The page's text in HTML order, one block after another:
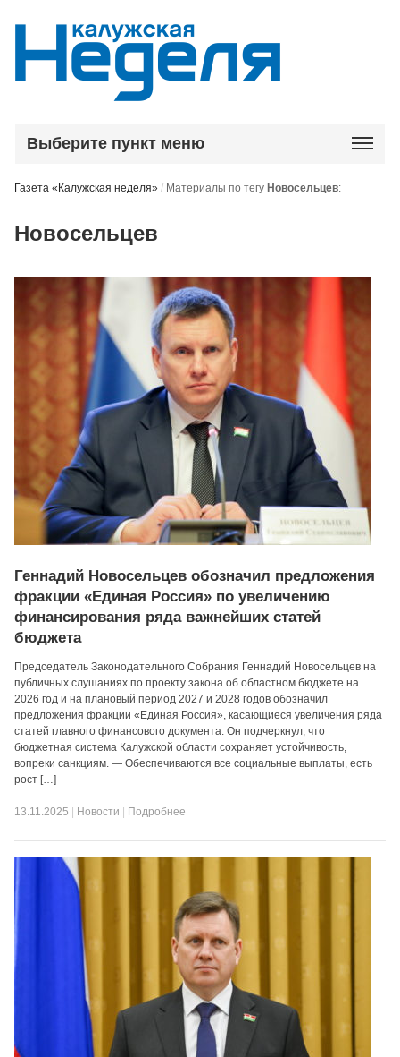
Выберите пункт меню
Газета «Калужская неделя» / Материалы по тегу Новосельцев:
Новосельцев
Геннадий Новосельцев обозначил предложения
фракции «Единая Россия» по увеличению
финансирования ряда важнейших статей
бюджета
Председатель Законодательного Собрания Геннадий Новосельцев на
публичных слушаниях по проекту закона об областном бюджете на
2026 год и на плановый период 2027 и 2028 годов обозначил
предложения фракции «Единая Россия», касающиеся увеличения ряда
статей главного финансового документа. Он подчеркнул, что
бюджетная система Калужской области сохраняет устойчивость,
вопреки санкциям. — Обеспечиваются все социальные выплаты, есть
рост […]
13.11.2025 Новости Подробнее